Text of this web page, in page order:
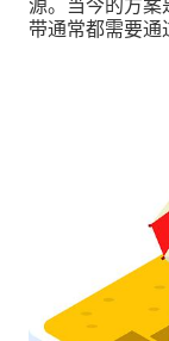
源。当今的方案
带通常都需要通